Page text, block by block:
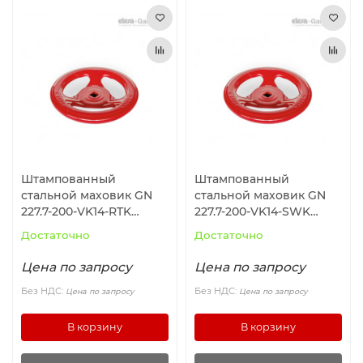
Штампованный
стальной маховик GN
227.7-200-VK14-RTK
Достаточно
Цена по запросу
Без НДС: Цена по запросу
В корзину
Штампованный
стальной маховик GN
227.7-200-VK14-SWK
Достаточно
Цена по запросу
Без НДС: Цена по запросу
В корзину